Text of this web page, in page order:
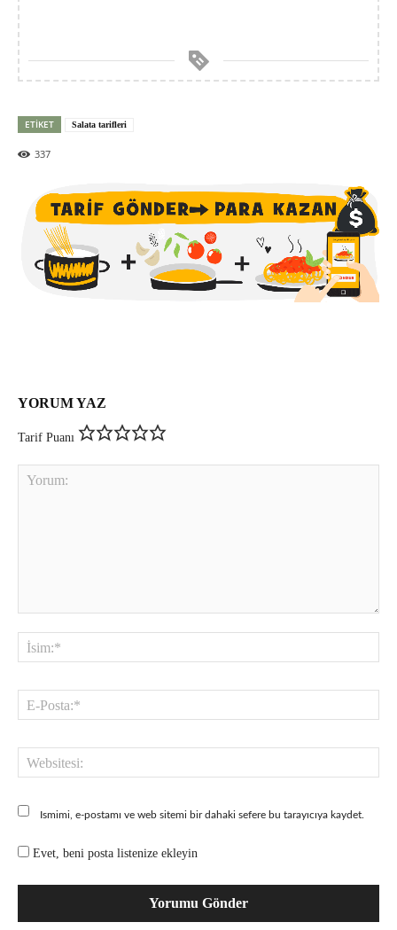
ETIKET Salata tarifleri
337
YORUM YAZ
Tarif Puanı
Ismimi, e-postamı ve web sitemi bir dahaki sefere bu tarayıcıya kaydet.
Evet, beni posta listenize ekleyin